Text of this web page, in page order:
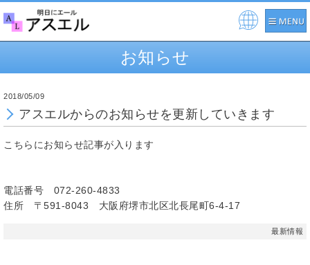
お知らせ
2018/05/09
アスエルからのお知らせを更新していきます
こちらにお知らせ記事が入ります
電話番号 072-260-4833
住所 〒591-8043 大阪府堺市北区北長尾町6-4-17
最新情報